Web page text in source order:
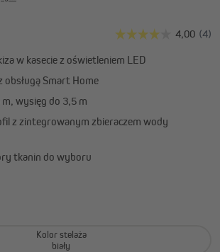
w kasecie z oświetleniem LED
obsługą Smart Home
wysięg do 3,5 m
z zintegrowanym zbieraczem wody
tkanin do wyboru
Kolor stelaża
biały